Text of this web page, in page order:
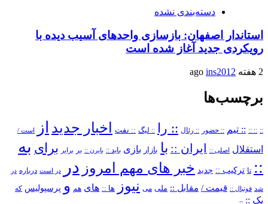
دسته‌بندی نشده
استاندار اصفهان: بازسازی واحدهای آسیب دیده با
رویکردی جدید آغاز شده است
2 هفته ago ins2012
برچسب‌ها
::
:: :: :: تیم :: حضور :: رئال :: را :: لیگ :: نفت اخبار جدید از است /
استقلال اصلی :: ایران :: با بازار بازی باید :: بایرن :: بر برابر برای به
:: تا ترکیب :: جدید خبر های مهم امروز در در است درباره در
شد فوتبال :: قیمت / مقابل :: ملی می نیوز ها :: های هم و پرسپولیس که
یک :: –